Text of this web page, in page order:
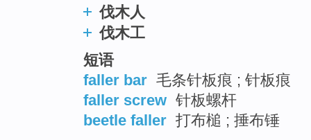
伐木人
伐木工
短语
faller bar 毛条针板痕 ; 针板痕
faller screw 针板螺杆
beetle faller 打布槌 ; 捶布锤